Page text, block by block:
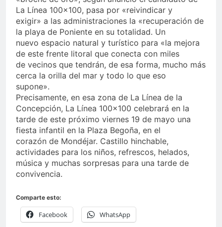
La Línea 100×100, pasa por «reivindicar y
exigir» a las administraciones la «recuperación de
la playa de Poniente en su totalidad. Un
nuevo espacio natural y turístico para «la mejora
de este frente litoral que conecta con miles
de vecinos que tendrán, de esa forma, mucho más
cerca la orilla del mar y todo lo que eso
supone».
Precisamente, en esa zona de La Línea de la
Concepción, La Línea 100×100 celebrará en la
tarde de este próximo viernes 19 de mayo una
fiesta infantil en la Plaza Begoña, en el
corazón de Mondéjar. Castillo hinchable,
actividades para los niños, refrescos, helados,
música y muchas sorpresas para una tarde de
convivencia.
Comparte esto:
Facebook WhatsApp